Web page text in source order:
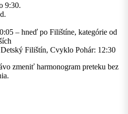
9:30.
– hneď po Filištíne, kategórie od
Filištín, Cvyklo Pohár: 12:30
zmeniť harmonogram preteku bez